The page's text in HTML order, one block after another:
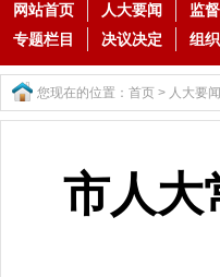
网站首页 人大要闻 监
专题栏目
决议决定 组
您现在的位置： 首页 > 人大要闻
市人大